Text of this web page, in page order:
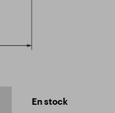
En stock